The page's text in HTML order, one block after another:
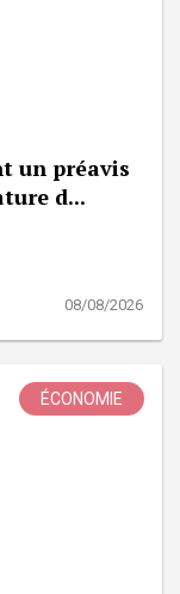
un préavis
d...
08/08/2026
ÉCONOMIE